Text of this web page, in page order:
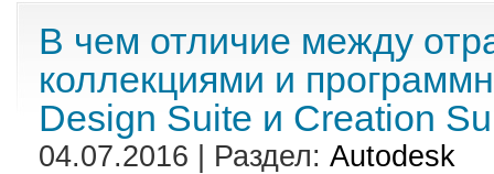
В чем отличие между
коллекциями и
Design Suite и Creation
04.07.2016 | Раздел: Autodesk